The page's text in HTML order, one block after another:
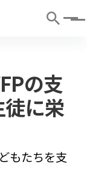
Menu
の支
に栄
もたちを支